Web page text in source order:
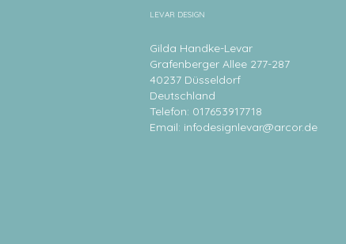
LEVAR DESIGN
Gilda Handke-Levar
Grafenberger Allee 277-287
40237 Düsseldorf
Deutschland
Telefon: 017653917718
Email: infodesignlevar@arcor.de